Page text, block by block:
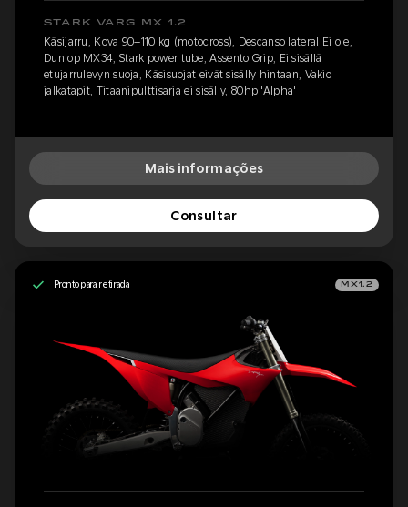
STARK VARG MX 1.2
Käsijarru, Kova 90–110 kg (motocross), Descanso lateral Ei ole,
Dunlop MX34, Stark power tube, Assento Grip, Ei sisällä
etujarrulevyn suoja, Käsisuojat eivät sisälly hintaan, Vakio
jalkatapit, Titaanipulttisarja ei sisälly, 80hp 'Alpha'
Mais informações
Consultar
Pronto para retirada MX1.2